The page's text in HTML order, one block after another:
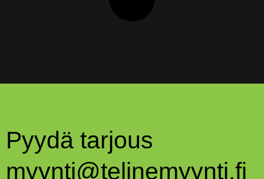
Pyydä tarjous
myynti@telinemyynti.fi